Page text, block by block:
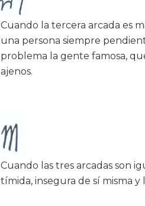
Cuando la tercera arcada es
una persona siempre
problema la gente famosa,
ajenos.
Cuando las tres arcadas son
tímida, insegura de sí misma